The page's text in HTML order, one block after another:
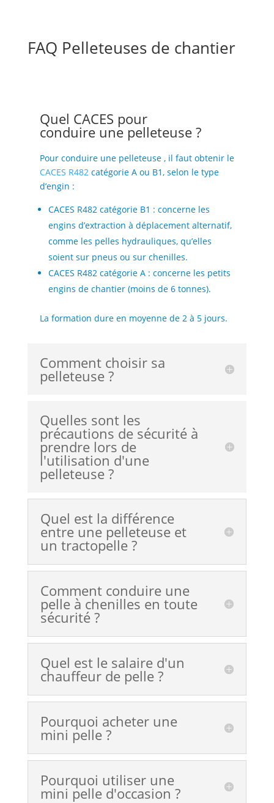
FAQ Pelleteuses de chantier
Quel CACES pour
conduire une pelleteuse ?
Pour conduire une pelleteuse , il faut obtenir le
CACES R482catégorie A ou B1, selon le type
d’engin :
CACES R482 catégorie B1 : concerne les
engins d’extraction à déplacement alternatif,
comme les pelles hydrauliques, qu’elles
soient sur pneus ou sur chenilles.
CACES R482 catégorie A : concerne les petits
engins de chantier (moins de 6 tonnes).
La formation dure en moyenne de 2 à 5 jours.
Comment choisir sa
pelleteuse ?
Quelles sont les
précautions de sécurité à
prendre lors de
l'utilisation d'une
pelleteuse ?
Quel est la différence
entre une pelleteuse et
un tractopelle ?
Comment conduire une
pelle à chenilles en toute
sécurité ?
Quel est le salaire d'un
chauffeur de pelle ?
Pourquoi acheter une
mini pelle ?
Pourquoi utiliser une
mini pelle d'occasion ?